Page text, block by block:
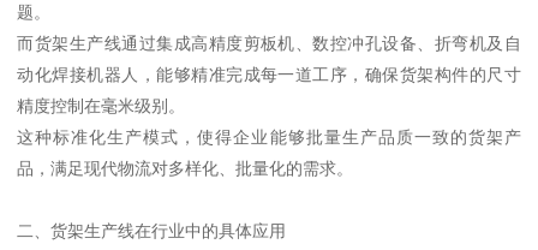
题。
而货架生产线通过集成高精度剪板机、数控冲孔设备、折弯机及自
动化焊接机器人，能够精准完成每一道工序，确保货架构件的尺寸
精度控制在毫米级别。
这种标准化生产模式，使得企业能够批量生产品质一致的货架产
品，满足现代物流对多样化、批量化的需求。
二、货架生产线在行业中的具体应用